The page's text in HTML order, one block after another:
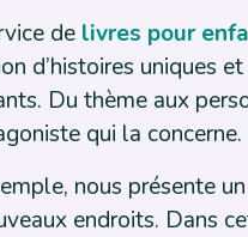
de livres pour
d’histoires uniques
Du thème aux
qui la concerne.
nous présente
endroits. Dans